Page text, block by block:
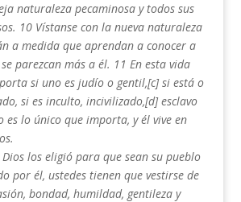
naturaleza pecaminosa y todos sus
10 Vístanse con la nueva naturaleza
a medida que aprendan a conocer a
parezcan más a él. 11 En esta vida
si uno es judío o gentil,[c] si está o
si es inculto, incivilizado,[d] esclavo
es lo único que importa, y él vive en
los eligió para que sean su pueblo
por él, ustedes tienen que vestirse de
bondad, humildad, gentileza y